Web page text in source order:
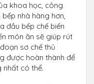
khoa học, công
nhà hàng hơn,
đầu bếp chế biến
món ăn sẽ giúp rút
sơ chế thủ
được hoàn thành để
nhất có thể.